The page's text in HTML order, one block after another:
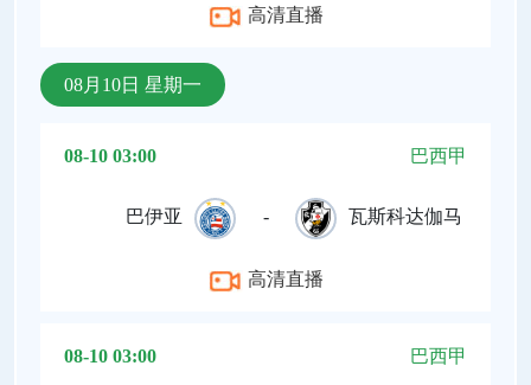
高清直播
08月10日 星期一
08-10 03:00 巴西甲
巴伊亚 - 瓦斯科达伽马
高清直播
08-10 03:00 巴西甲